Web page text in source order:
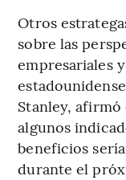
Otros
sobre las
empresariales
Stanley, afirmó
algunos
beneficios
durante el